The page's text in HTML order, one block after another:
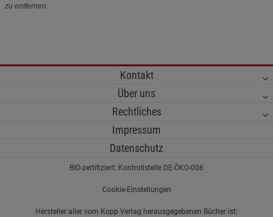
zu entfernen.
Kontakt
Über uns
Rechtliches
Impressum
Datenschutz
BIO-zertifiziert: Kontrollstelle DE-ÖKO-006
Cookie-Einstellungen
Hersteller aller vom Kopp Verlag herausgegebenen Bücher ist: